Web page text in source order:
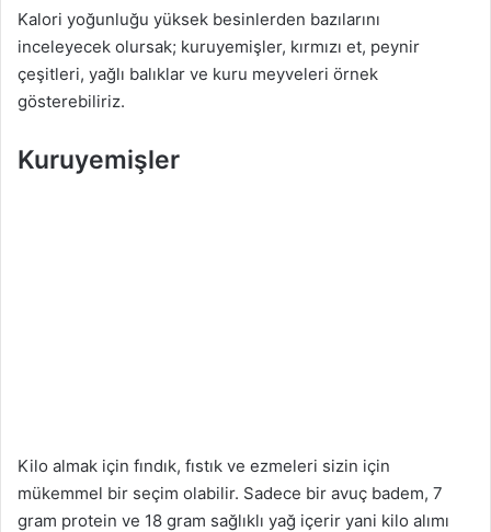
Kalori yoğunluğu yüksek besinlerden bazılarını
inceleyecek olursak; kuruyemişler, kırmızı et, peynir
çeşitleri, yağlı balıklar ve kuru meyveleri örnek
gösterebiliriz.
Kuruyemişler
Kilo almak için fındık, fıstık ve ezmeleri sizin için
mükemmel bir seçim olabilir. Sadece bir avuç badem, 7
gram protein ve 18 gram sağlıklı yağ içerir yani kilo alımı